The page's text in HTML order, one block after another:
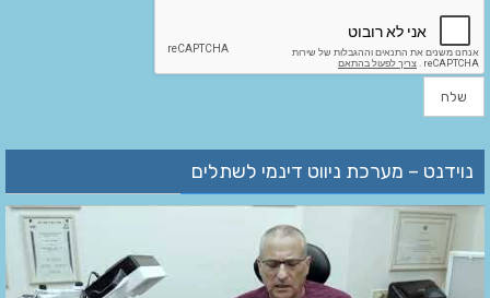
נוידנט – מערכת ניווט דינמי לשתלים